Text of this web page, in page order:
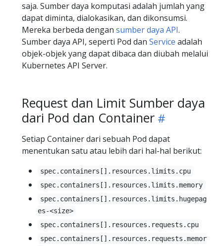
saja. Sumber daya komputasi adalah jumlah yang
dapat diminta, dialokasikan, dan dikonsumsi.
Mereka berbeda dengan sumber daya API.
Sumber daya API, seperti Pod dan Service adalah
objek-objek yang dapat dibaca dan diubah melalui
Kubernetes API Server.
Request dan Limit Sumber daya
dari Pod dan Container
Setiap Container dari sebuah Pod dapat
menentukan satu atau lebih dari hal-hal berikut:
spec.containers[].resources.limits.cpu
spec.containers[].resources.limits.memory
spec.containers[].resources.limits.hugepag
es-<size>
spec.containers[].resources.requests.cpu
spec.containers[].resources.requests.memor